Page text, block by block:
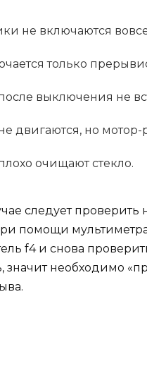
не включаются
только
выключения не
двигаются, но мотор-
очищают стекло.
следует
помощи мультиметра.
f4 и снова
значит необходимо